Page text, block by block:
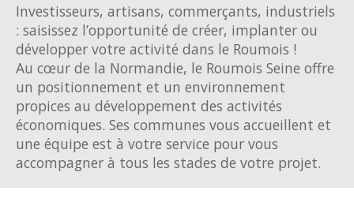
Investisseurs, artisans, commerçants, industriels
: saisissez l’opportunité de créer, implanter ou
développer votre activité dans le Roumois !
Au cœur de la Normandie, le Roumois Seine offre
un positionnement et un environnement
propices au développement des activités
économiques. Ses communes vous accueillent et
une équipe est à votre service pour vous
accompagner à tous les stades de votre projet.